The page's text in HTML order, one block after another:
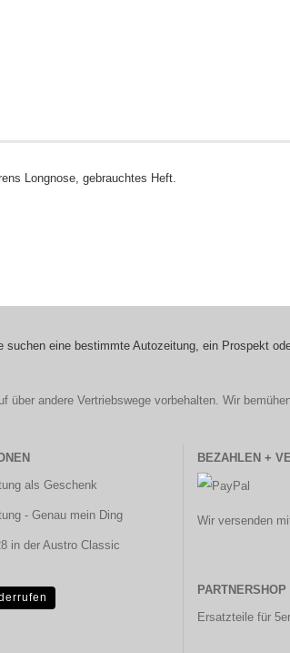
Longnose, gebrauchtes Heft.
suchen eine bestimmte Autozeitung, ein Prospekt
über andere Vertriebswege vorbehalten. Wir
als Geschenk
- Genau mein Ding
in der Austro Classic
BEZAHLEN +
Wir versenden
PARTNERSHOP
Ersatzteile für